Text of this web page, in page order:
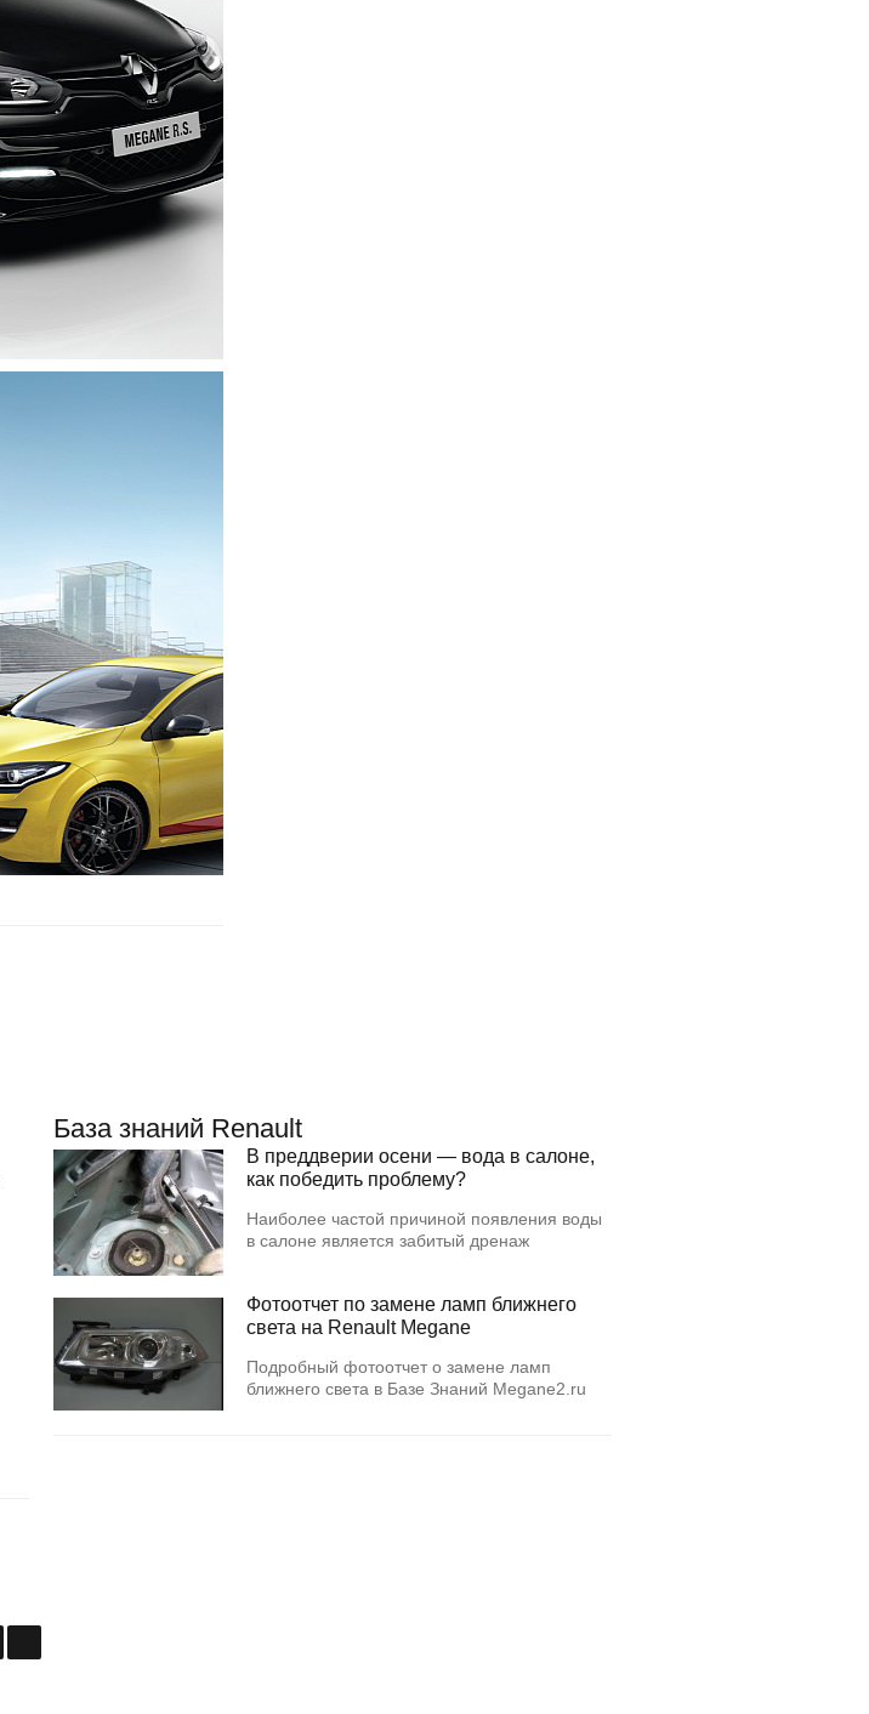
База знаний Renault
В преддверии осени — вода в салоне,
как победить проблему?
Наиболее частой причиной появления воды
в салоне является забитый дренаж
Фотоотчет по замене ламп ближнего
света на Renault Megane
Подробный фотоотчет о замене ламп
ближнего света в Базе Знаний Megane2.ru